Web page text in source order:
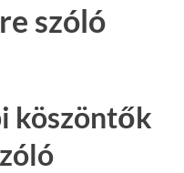
szóló
köszöntők